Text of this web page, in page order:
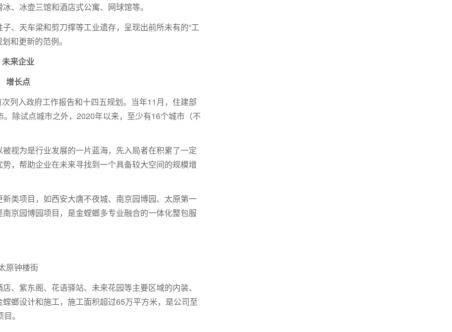
、冰壶三馆和酒店式公寓、网球馆等。
、天车梁和剪刀撑等工业遗存，呈现出前所未有的“工
和更新的范例。
未来企业
增长点
列入政府工作报告和十四五规划。当年11月，住建部
除试点城市之外，2020年以来，至少有16个城市（不
视为是行业发展的一片蓝海，先入局者在积累了一定
，帮助企业在未来寻找到一个具备较大空间的规模增
类项目，如西安大唐不夜城、南京园博园、太原第一
京园博园项目，是金螳螂多专业融合的一体化整包服
原钟楼街
、紫东阁、花语驿站、未来花园等主要区域的内装、
螂设计和施工，施工面积超过65万平方米，是公司至
。